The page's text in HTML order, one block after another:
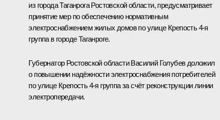
из города Таганрога Ростовской области, предусматривает
принятие мер по обеспечению нормативным
электроснабжением жилых домов по улице Крепость 4-я
группа в городе Таганроге.
Губернатор Ростовской области Василий Голубев доложил
о повышении надёжности электроснабжения потребителей
по улице Крепость 4-я группа за счёт реконструкции линии
электропередачи.